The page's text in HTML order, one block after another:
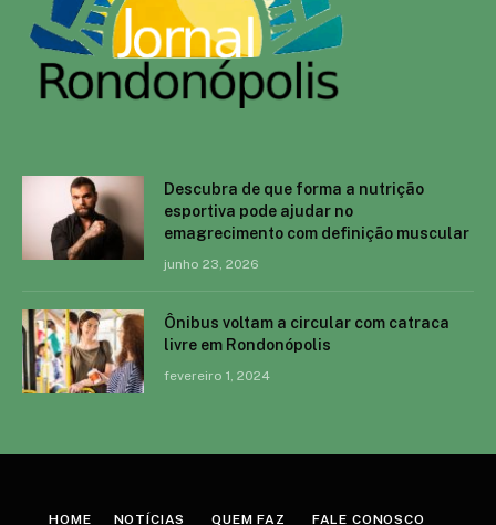
Descubra de que forma a nutrição
esportiva pode ajudar no
emagrecimento com definição muscular
junho 23, 2026
Ônibus voltam a circular com catraca
livre em Rondonópolis
fevereiro 1, 2024
HOME NOTÍCIAS QUEM FAZ FALE CONOSCO